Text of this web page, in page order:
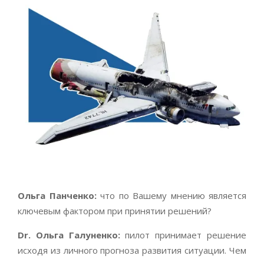
Ольга Панченко:что по Вашему мнению является
ключевым фактором при принятии решений?
Dr. Ольга Галуненко:пилот принимает решение
исходя из личного прогноза развития ситуации. Чем